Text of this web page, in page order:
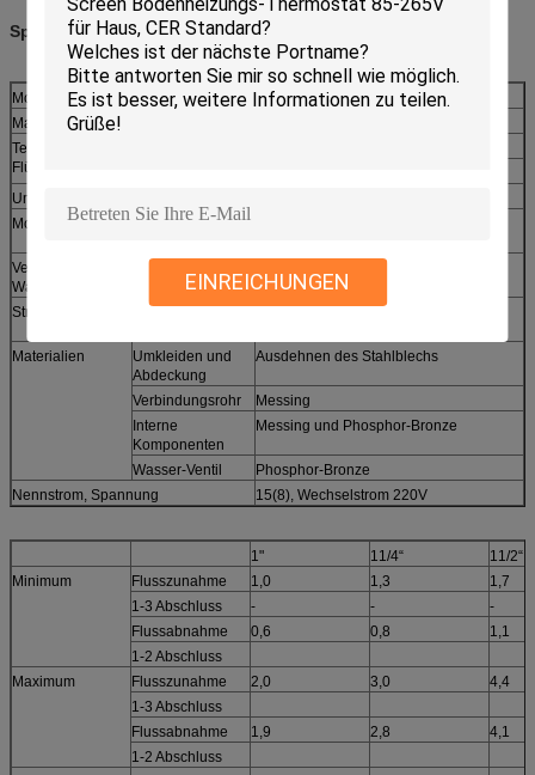
EINREICHUNGEN
Spezifikationen
Modell
WFS25
Max.Pressure Od-Flüssigkeit
Temperatur der
Flüssigkeit
Umgebende Temperatur
Modus mit flexiblen Parametern
Verbindungsmodus mit
Wasserleitung
Strömungsgeschwindigkeit
Sehen Sie den oben genannten
Materialien
Umkleiden und
Abdeckung
Ausdehnen des Stahlblechs
Verbindungsrohr
Messing
Interne
Komponenten
Messing und Phosphor-Bronze
Wasser-Ventil
Phosphor-Bronze
Nennstrom, Spannung
15(8), Wechselstrom 220V
1" 11/4“
11/2“
Minimum
Flusszunahme 1,0 1,3
1,7
1-3 Abschluss
- -
-
Flussabnahme
0,6 0,8
1,1
1-2 Abschluss
Maximum
Flusszunahme 2,0 3,0
4,4
1-3 Abschluss
Flussabnahme
1,9 2,8
4,1
1-2 Abschluss